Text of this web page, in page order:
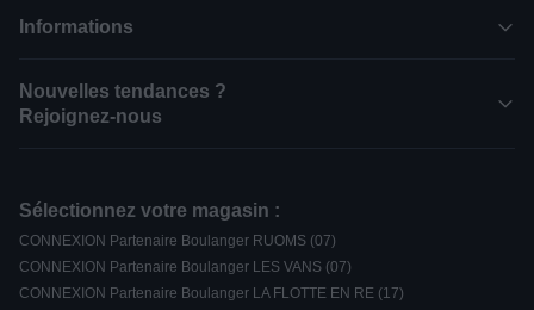
Informations
Nouvelles tendances ?
Rejoignez-nous
Sélectionnez votre magasin :
CONNEXION Partenaire Boulanger RUOMS (07)
CONNEXION Partenaire Boulanger LES VANS (07)
CONNEXION Partenaire Boulanger LA FLOTTE EN RE (17)